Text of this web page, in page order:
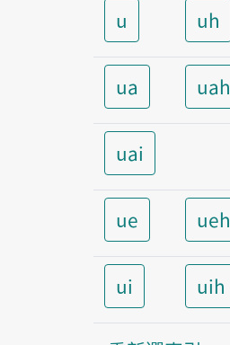
u uh
ua uah
uai
ue ueh
ui uih